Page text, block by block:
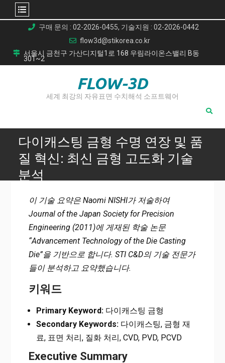
content
구매 문의 : 02-2026-0455, 기술지원 : 02-2026-0442
flow3d@stikorea.co.kr
서울시 금천구 가산디지털1로 168 우림라이온스밸리 B동
301~2
FLOW-3D
세계 최강의 자유표면 수치해석 소프트웨어
다이캐스팅 금형 수명 연장 및 품
질 혁신: 최신 금형 고도화 기술
분석
다이캐스팅 금형 수명 연장 및 품질 혁신: 최신 금형 고도화 기
술 분석
이 기술 요약은 Naomi NISHI가 저술하여
Journal of the Japan Society for Precision
Engineering (2011)에 게재된 학술 논문
“Advancement Technology of the Die Casting
Die”을 기반으로 합니다. STI C&D의 기술 전문가
들이 분석하고 요약했습니다.
키워드
Primary Keyword:다이캐스팅 금형
Secondary Keywords:다이캐스팅, 금형 재
료, 표면 처리, 질화 처리, CVD, PVD, PCVD
Executive Summary